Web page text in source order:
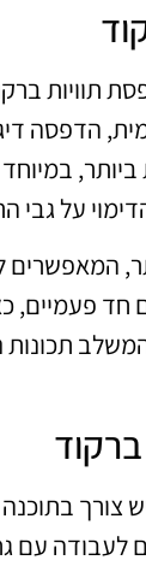
תוויות
הדפסה
במיוחד
על גבי
המאפשרים
חד
צורך
לעבודה